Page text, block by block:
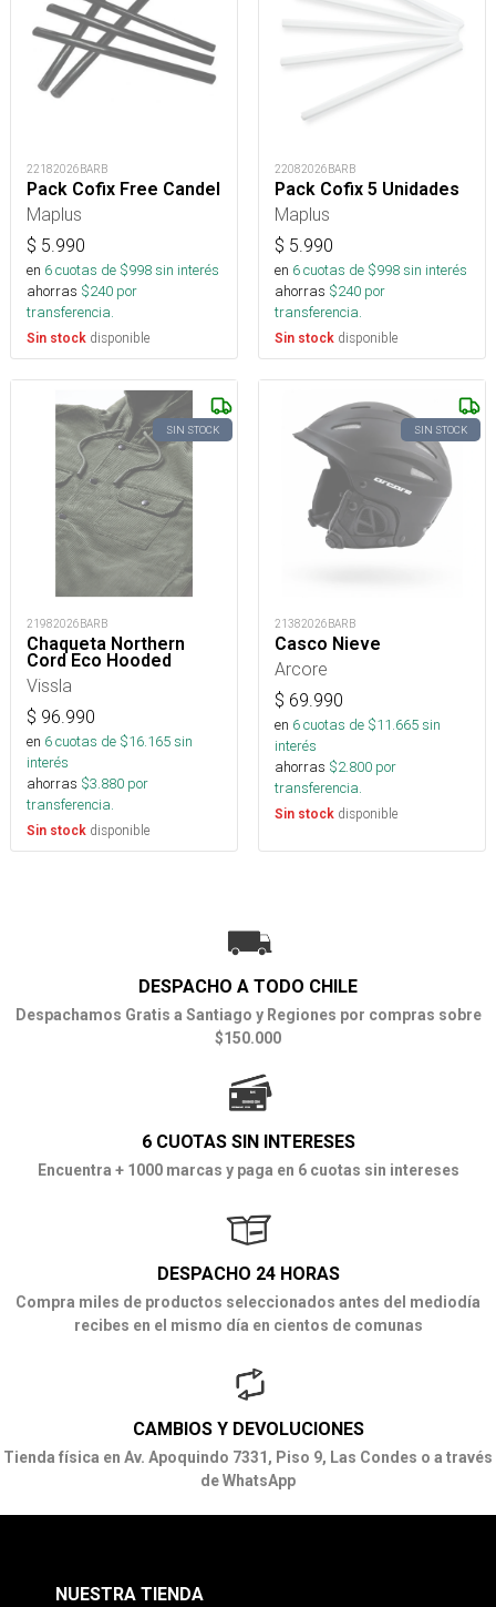
22182026BARB
Pack Cofix Free Candel
Maplus
$ 5.990
en 6cuotas de $998sin interés
ahorras $240 por
transferencia.
Sin stock disponible
22082026BARB
Pack Cofix 5 Unidades
Maplus
$ 5.990
en 6cuotas de $998sin interés
ahorras $240 por
transferencia.
Sin stock disponible
SIN STOCK
21982026BARB
Chaqueta Northern
Cord Eco Hooded
Vissla
$ 96.990
en 6cuotas de $16.165sin
interés
ahorras $3.880 por
transferencia.
Sin stock disponible
SIN STOCK
21382026BARB
Casco Nieve
Arcore
$ 69.990
en 6cuotas de $11.665sin
interés
ahorras $2.800 por
transferencia.
Sin stock disponible
DESPACHO A TODO CHILE
Despachamos Gratis a Santiago y Regiones por compras sobre
$150.000
6 CUOTAS SIN INTERESES
Encuentra + 1000 marcas y paga en 6 cuotas sin intereses
DESPACHO 24 HORAS
Compra miles de productos seleccionados antes del mediodía
recibes en el mismo día en cientos de comunas
CAMBIOS Y DEVOLUCIONES
Tienda física en Av. Apoquindo 7331, Piso 9, Las Condes o a través
de WhatsApp
NUESTRA TIENDA